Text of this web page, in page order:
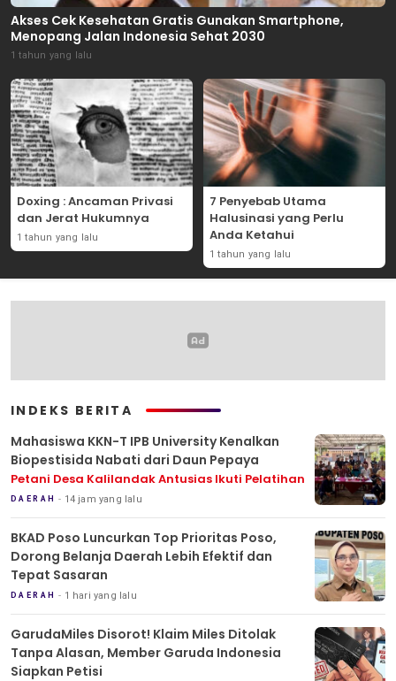
Akses Cek Kesehatan Gratis Gunakan Smartphone,
Menopang Jalan Indonesia Sehat 2030
1 tahun yang lalu
Doxing : Ancaman Privasi
dan Jerat Hukumnya
1 tahun yang lalu
7 Penyebab Utama
Halusinasi yang Perlu
Anda Ketahui
1 tahun yang lalu
INDEKS BERITA
Mahasiswa KKN-T IPB University Kenalkan
Biopestisida Nabati dari Daun Pepaya
Petani Desa Kalilandak Antusias Ikuti Pelatihan
DAERAH 14 jam yang lalu
BKAD Poso Luncurkan Top Prioritas Poso,
Dorong Belanja Daerah Lebih Efektif dan
Tepat Sasaran
DAERAH 1 hari yang lalu
GarudaMiles Disorot! Klaim Miles Ditolak
Tanpa Alasan, Member Garuda Indonesia
Siapkan Petisi